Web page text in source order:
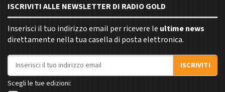
ISCRIVITI ALLE NEWSLETTER DI RADIO GOLD
Inserisci il tuo indirizzo email per ricevere le ultime news
direttamente nella tua casella di posta elettronica.
Indirizzo email
ISCRIVITI
Scegli le tue edizioni: